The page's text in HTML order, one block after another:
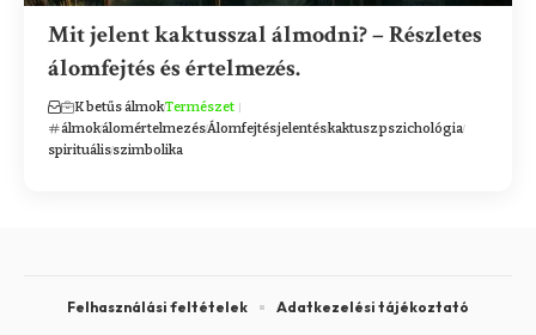
Mit jelent kaktusszal álmodni? – Részletes
álomfejtés és értelmezés.
K betűs álmokTermészet
álmokálomértelmezésÁlomfejtésjelentéskaktuszpszichológia
spirituálisszimbolika
Felhasználási feltételek Adatkezelési tájékoztató